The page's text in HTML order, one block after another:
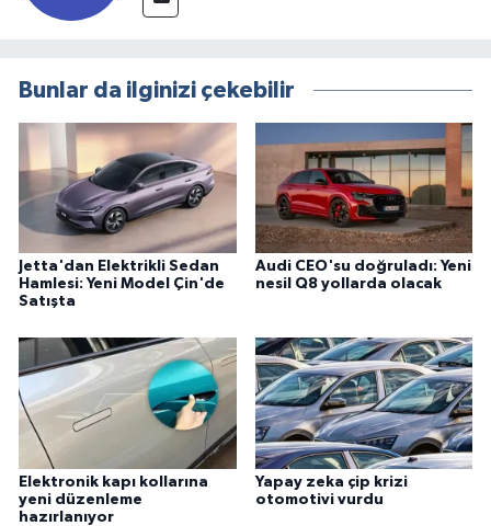
Bunlar da ilginizi çekebilir
Jetta'dan Elektrikli Sedan
Hamlesi: Yeni Model Çin'de
Satışta
Audi CEO'su doğruladı: Yeni
nesil Q8 yollarda olacak
Elektronik kapı kollarına
yeni düzenleme
hazırlanıyor
Yapay zeka çip krizi
otomotivi vurdu